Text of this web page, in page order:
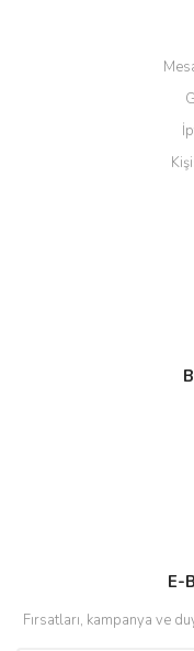
E-
Fırsatları, kampanya ve